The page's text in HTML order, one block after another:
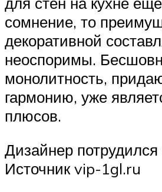
сомнение, то
декоративной
неоспоримы.
монолитность,
гармонию, уже
плюсов.
Дизайнер потрудился
Источник vip-1gl.ru